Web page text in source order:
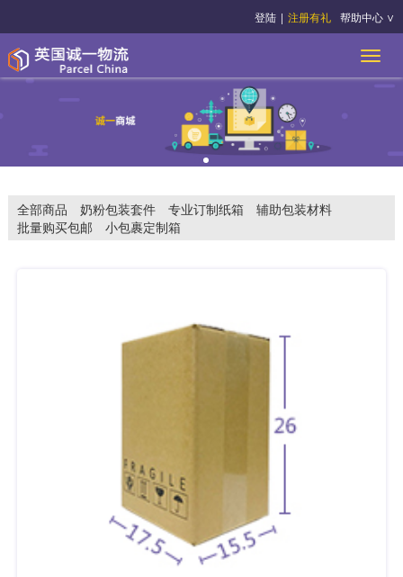
帮助中心 ∨
登陆 | 注册有礼
全部商品 奶粉包装套件 专业订制纸箱
辅助包装材料
批量购买包邮
小包裹定制箱